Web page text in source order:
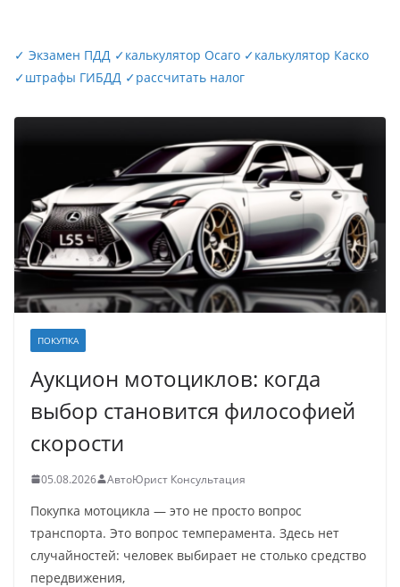
✓ Экзамен ПДД ✓калькулятор Осаго ✓калькулятор Каско
✓штрафы ГИБДД ✓рассчитать налог
ПОКУПКА
Аукцион мотоциклов: когда
выбор становится философией
скорости
05.08.2026 АвтоЮрист Консультация
Покупка мотоцикла — это не просто вопрос
транспорта. Это вопрос темперамента. Здесь нет
случайностей: человек выбирает не столько средство
передвижения,